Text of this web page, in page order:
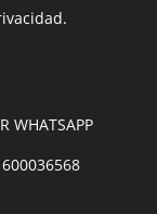
.
WHATSAPP